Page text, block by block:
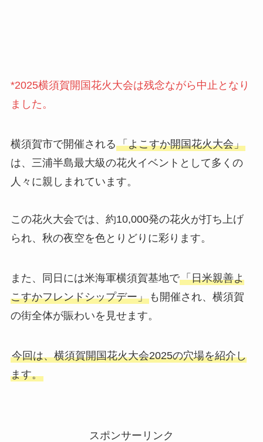
*2025横須賀開国花火大会は残念ながら中止となり
ました。
横須賀市で開催される「よこすか開国花火大会」
は、三浦半島最大級の花火イベントとして多くの
人々に親しまれています。
この花火大会では、約10,000発の花火が打ち上げ
られ、秋の夜空を色とりどりに彩ります。
また、同日には米海軍横須賀基地で「日米親善よ
こすかフレンドシップデー」も開催され、横須賀
の街全体が賑わいを見せます。
今回は、横須賀開国花火大会2025の穴場を紹介し
ます。
スポンサーリンク